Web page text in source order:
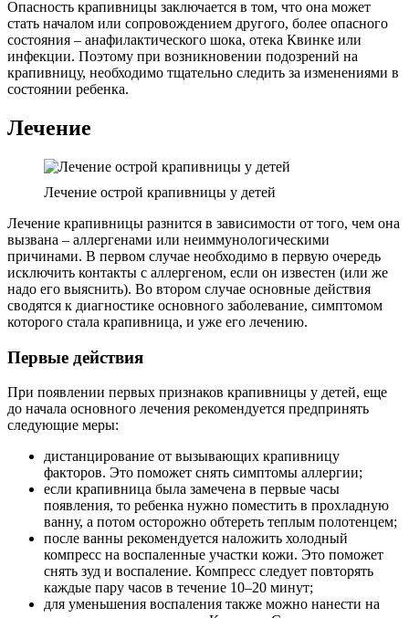
Опасность крапивницы заключается в том, что она может
стать началом или сопровождением другого, более опасного
состояния – анафилактического шока, отека Квинке или
инфекции. Поэтому при возникновении подозрений на
крапивницу, необходимо тщательно следить за изменениями в
состоянии ребенка.
Лечение
Лечение острой крапивницы у детей
Лечение крапивницы разнится в зависимости от того, чем она
вызвана – аллергенами или неиммунологическими
причинами. В первом случае необходимо в первую очередь
исключить контакты с аллергеном, если он известен (или же
надо его выяснить). Во втором случае основные действия
сводятся к диагностике основного заболевание, симптомом
которого стала крапивница, и уже его лечению.
Первые действия
При появлении первых признаков крапивницы у детей, еще
до начала основного лечения рекомендуется предпринять
следующие меры:
дистанцирование от вызывающих крапивницу
факторов. Это поможет снять симптомы аллергии;
если крапивница была замечена в первые часы
появления, то ребенка нужно поместить в прохладную
ванну, а потом осторожно обтереть теплым полотенцем;
после ванны рекомендуется наложить холодный
компресс на воспаленные участки кожи. Это поможет
снять зуд и воспаление. Компресс следует повторять
каждые пару часов в течение 10–20 минут;
для уменьшения воспаления также можно нанести на